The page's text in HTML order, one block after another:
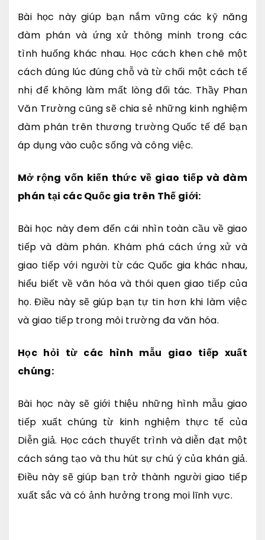
Bài học này giúp bạn nắm vững các kỹ năng
đàm phán và ứng xử thông minh trong các
tình huống khác nhau. Học cách khen chê một
cách đúng lúc đúng chỗ và từ chối một cách tế
nhị để không làm mất lòng đối tác. Thầy Phan
Văn Trường cũng sẽ chia sẻ những kinh nghiệm
đàm phán trên thương trường Quốc tế để bạn
áp dụng vào cuộc sống và công việc.
Mở rộng vốn kiến thức về giao tiếp và đàm
phán tại các Quốc gia trên Thế giới:
Bài học này đem đến cái nhìn toàn cầu về giao
tiếp và đàm phán. Khám phá cách ứng xử và
giao tiếp với người từ các Quốc gia khác nhau,
hiểu biết về văn hóa và thói quen giao tiếp của
họ. Điều này sẽ giúp bạn tự tin hơn khi làm việc
và giao tiếp trong môi trường đa văn hóa.
Học hỏi từ các hình mẫu giao tiếp xuất
chúng:
Bài học này sẽ giới thiệu những hình mẫu giao
tiếp xuất chúng từ kinh nghiệm thực tế của
Diễn giả. Học cách thuyết trình và diễn đạt một
cách sáng tạo và thu hút sự chú ý của khán giả.
Điều này sẽ giúp bạn trở thành người giao tiếp
xuất sắc và có ảnh hưởng trong mọi lĩnh vực.